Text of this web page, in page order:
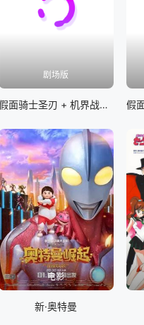
剧场版
假面骑士圣刃 + 机界战队全开者 超级英雄战记
电影
新·奥特曼